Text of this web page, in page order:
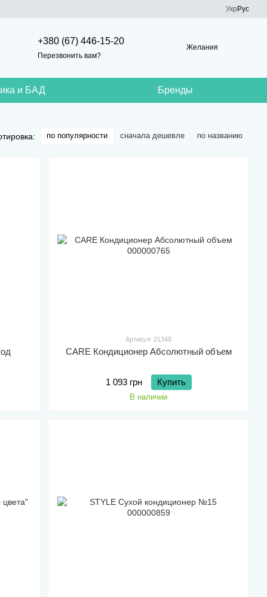
Укр Рус
+380 (67) 446-15-20
Перезвонить вам?
Желания
и БАД Бренды
по популярности сначала дешевле по названию
Артикул: 21348
CARE Кондиционер Абсолютный объем
1 093 грн Купить
В наличии